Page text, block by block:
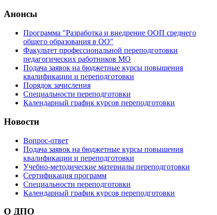
Анонсы
Программа "Разработка и внедрение ООП среднего
общего образования в ОО"
Факультет профессиональной переподготовки
педагогических работников МО
Подача заявок на бюджетные курсы повышения
квалификации и переподготовки
Порядок зачисления
Специальности переподготовки
Календарный график курсов переподготовки
Новости
Вопрос-ответ
Подача заявок на бюджетные курсы повышения
квалификации и переподготовки
Учебно-методические материалы переподготовки
Сертификация программ
Специальности переподготовки
Календарный график курсов переподготовки
О ДПО